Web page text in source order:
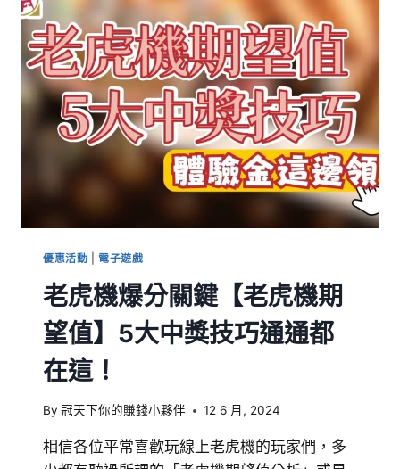
優惠活動 電子遊戲
老虎機爆分關鍵【老虎機期
望值】5大中獎技巧通通都
在這！
By 冠天下你的賺錢小夥伴 12 6 月, 2024
相信各位平常喜歡玩線上老虎機的玩家們，多